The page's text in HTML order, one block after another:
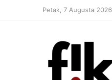
Petak, 7 Augusta 2026